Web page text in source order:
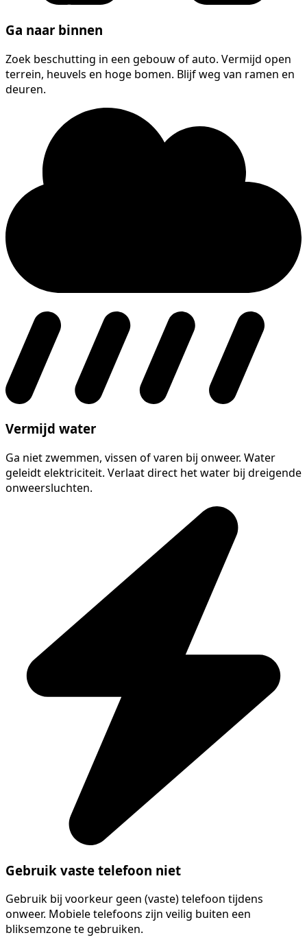
Ga naar binnen
Zoek beschutting in een gebouw of auto. Vermijd open
terrein, heuvels en hoge bomen. Blijf weg van ramen en
deuren.
Vermijd water
Ga niet zwemmen, vissen of varen bij onweer. Water
geleidt elektriciteit. Verlaat direct het water bij dreigende
onweersluchten.
Gebruik vaste telefoon niet
Gebruik bij voorkeur geen (vaste) telefoon tijdens
onweer. Mobiele telefoons zijn veilig buiten een
bliksemzone te gebruiken.